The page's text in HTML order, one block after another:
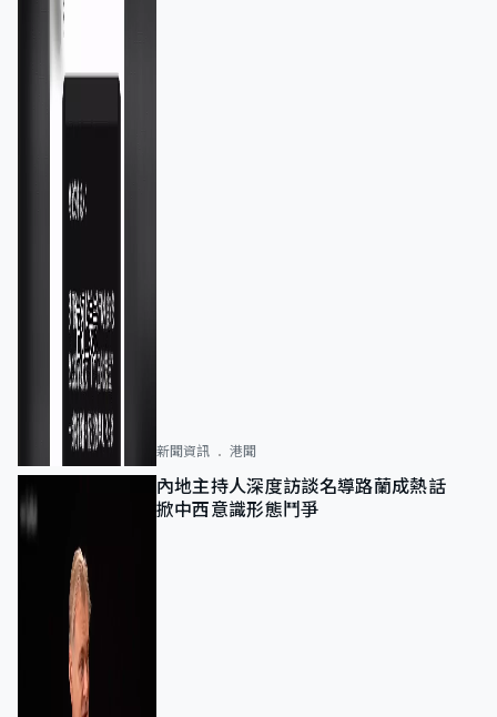
新聞資訊 港聞
內地主持人深度訪談名導路蘭成熱話
掀中西意識形態鬥爭